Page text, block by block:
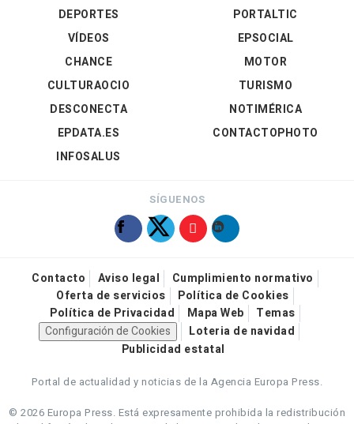
DEPORTES
VÍDEOS
PORTALTIC
EPSOCIAL
CHANCE
CULTURAOCIO
DESCONECTA
EPDATA.ES
INFOSALUS
MOTOR
TURISMO
NOTIMÉRICA
CONTACTOPHOTO
SÍGUENOS
Contacto Aviso legal
Cumplimiento normativo
Oferta de servicios
Política de Cookies
Política de Privacidad
Mapa Web
Temas
Configuración de Cookies
Loteria de navidad
Publicidad estatal
Portal de actualidad y noticias de la Agencia Europa Press.
© 2026 Europa Press. Está expresamente prohibida la redistribución